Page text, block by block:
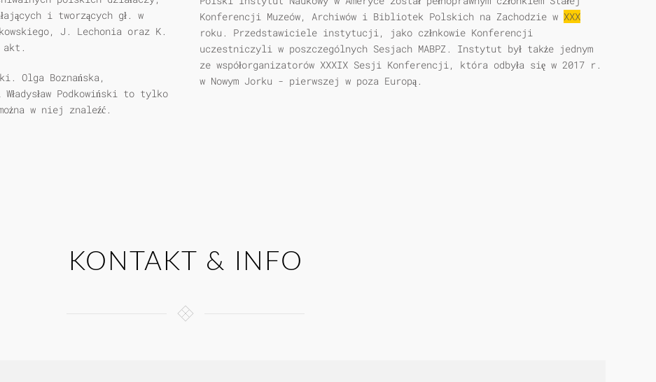
i tworzących gł. w
J. Lechonia oraz K.
akt.
Olga Boznańska,
Podkowiński to tylko
w niej znaleźć.
Konferencji Muzeów, Archiwów i Bibliotek Polskich na Zachodzie w XXX
roku. Przedstawiciele instytucji, jako człnkowie Konferencji
uczestniczyli w poszczególnych Sesjach MABPZ. Instytut był także jednym
ze współorganizatorów XXXIX Sesji Konferencji, która odbyła się w 2017 r.
w Nowym Jorku - pierwszej w poza Europą.
KONTAKT & INFO